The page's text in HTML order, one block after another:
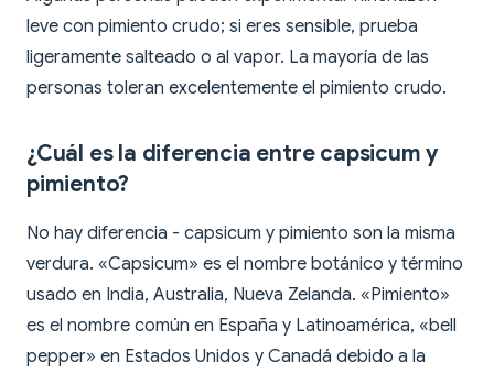
leve con pimiento crudo; si eres sensible, prueba
ligeramente salteado o al vapor. La mayoría de las
personas toleran excelentemente el pimiento crudo.
¿Cuál es la diferencia entre capsicum y
pimiento?
No hay diferencia - capsicum y pimiento son la misma
verdura. «Capsicum» es el nombre botánico y término
usado en India, Australia, Nueva Zelanda. «Pimiento»
es el nombre común en España y Latinoamérica, «bell
pepper» en Estados Unidos y Canadá debido a la